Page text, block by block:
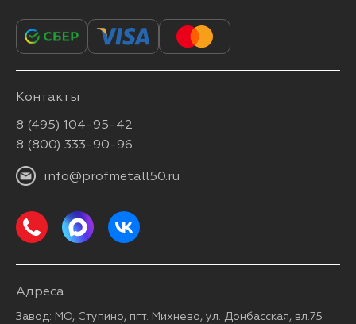
Контакты
8 (495) 104-95-42
8 (800) 333-90-96
info@profmetall50.ru
Адреса
Завод: МО, Ступино, пгт. Михнево, ул. Донбасская, вл.75